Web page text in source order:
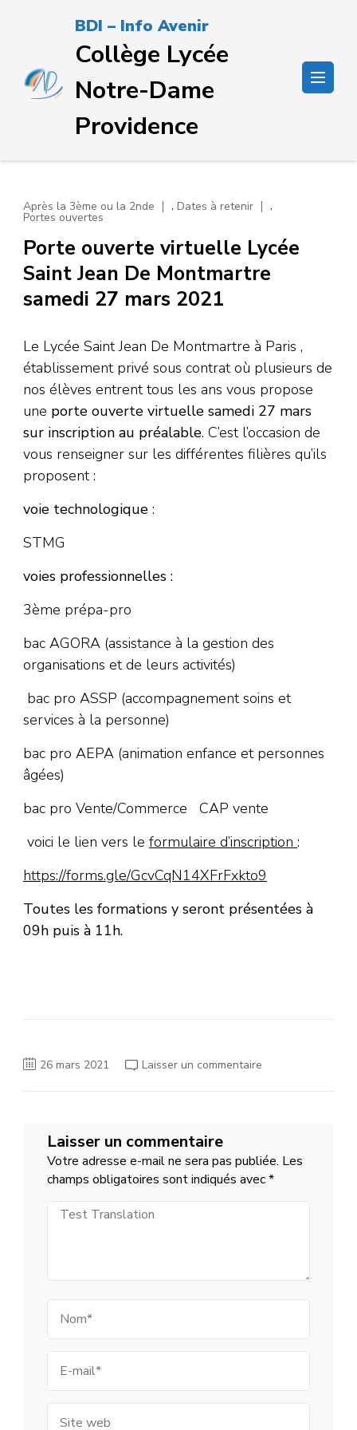
(Pressez
Entrée)
BDI – Info Avenir
Collège Lycée
Notre-Dame
Providence
Après la 3ème ou la 2nde , Dates à retenir ,
Portes ouvertes
Porte ouverte virtuelle Lycée
Saint Jean De Montmartre
samedi 27 mars 2021
Le Lycée Saint Jean De Montmartre à Paris ,
établissement privé sous contrat où plusieurs de
nos élèves entrent tous les ans vous propose
une porte ouverte virtuelle samedi 27 mars
sur inscription au préalable. C’est l’occasion de
vous renseigner sur les différentes filières qu’ils
proposent :
voie technologique :
STMG
voies professionnelles :
3ème prépa-pro
bac AGORA (assistance à la gestion des
organisations et de leurs activités)
bac pro ASSP (accompagnement soins et
services à la personne)
bac pro AEPA (animation enfance et personnes
âgées)
bac pro Vente/Commerce CAP vente
voici le lien vers le formulaire d’inscription :
https://forms.gle/GcvCqN14XFrFxkto9
Toutes les formations y seront présentées à
09h puis à 11h.
26 mars 2021 Laisser un commentaire
Montmartre
samedi
27
mars
2021
Laisser un commentaire
Votre adresse e-mail ne sera pas publiée. Les
champs obligatoires sont indiqués avec*
Test
mail